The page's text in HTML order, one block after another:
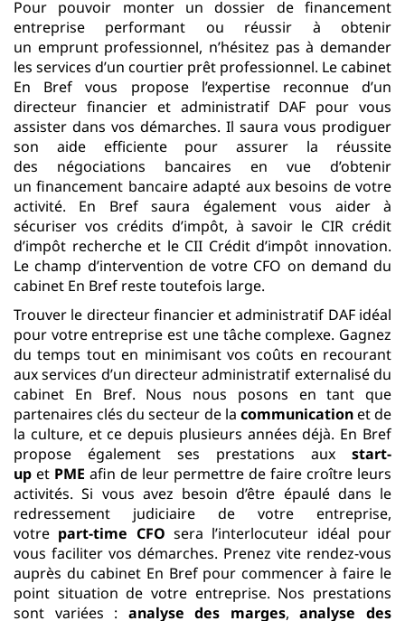
Pour pouvoir monter un dossier de financement
entreprise performant ou réussir à obtenir
un emprunt professionnel, n’hésitez pas à demander
les services d’un courtier prêt professionnel. Le cabinet
En Bref vous propose l’expertise reconnue d’un
directeur financier et administratif DAF pour vous
assister dans vos démarches. Il saura vous prodiguer
son aide efficiente pour assurer la réussite
des négociations bancaires en vue d’obtenir
un financement bancaire adapté aux besoins de votre
activité. En Bref saura également vous aider à
sécuriser vos crédits d’impôt, à savoir le CIR crédit
d’impôt recherche et le CII Crédit d’impôt innovation.
Le champ d’intervention de votre CFO on demand du
cabinet En Bref reste toutefois large.
Trouver le directeur financier et administratif DAF idéal
pour votre entreprise est une tâche complexe. Gagnez
du temps tout en minimisant vos coûts en recourant
aux services d’un directeur administratif externalisé du
cabinet En Bref. Nous nous posons en tant que
partenaires clés du secteur de la communicationet de
la culture, et ce depuis plusieurs années déjà. En Bref
propose également ses prestations aux start-
up et PME afin de leur permettre de faire croître leurs
activités. Si vous avez besoin d’être épaulé dans le
redressement judiciaire de votre entreprise,
votre part-time CFO sera l’interlocuteur idéal pour
vous faciliter vos démarches. Prenez vite rendez-vous
auprès du cabinet En Bref pour commencer à faire le
point situation de votre entreprise. Nos prestations
sont variées : analyse des marges,analyse des